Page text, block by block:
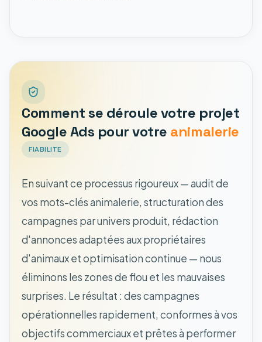
Comment se déroule votre projet
Google Ads pour votre animalerie
FIABILITE
En suivant ce processus rigoureux — audit de
vos mots-clés animalerie, structuration des
campagnes par univers produit, rédaction
d'annonces adaptées aux propriétaires
d'animaux et optimisation continue — nous
éliminons les zones de flou et les mauvaises
surprises. Le résultat : des campagnes
opérationnelles rapidement, conformes à vos
objectifs commerciaux et prêtes à performer